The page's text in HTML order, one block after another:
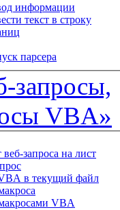
информации
текст в строку
парсера
запросы,
VBA»
веб-запроса на лист
в текущий файл
VBA